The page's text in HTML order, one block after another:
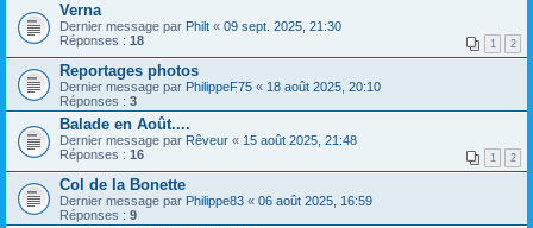
Verna
Dernier message par Philt « 09 sept. 2025, 21:30
Réponses : 18 1 2
Reportages photos
Dernier message par PhilippeF75 « 18 août 2025, 20:10
Réponses : 3
Balade en Août....
Dernier message par Rêveur « 15 août 2025, 21:48
Réponses : 16 1 2
Col de la Bonette
Dernier message par Philippe83 « 06 août 2025, 16:59
Réponses : 9